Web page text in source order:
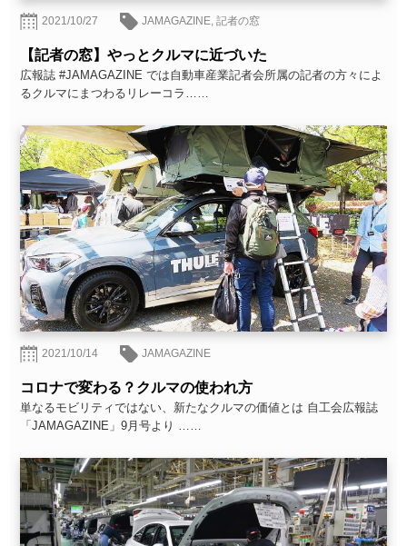
2021/10/27 JAMAGAZINE,記者の窓
【記者の窓】やっとクルマに近づいた
広報誌 #JAMAGAZINE では自動車産業記者会所属の記者の方々によ
るクルマにまつわるリレーコラ……
2021/10/14 JAMAGAZINE
コロナで変わる？クルマの使われ方
単なるモビリティではない、新たなクルマの価値とは 自工会広報誌
「JAMAGAZINE」9月号より ……